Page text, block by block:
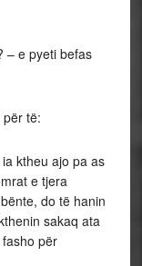
– e pyeti befas
të:
ktheu ajo pa as
e tjera
do të hanin
sakaq ata
për